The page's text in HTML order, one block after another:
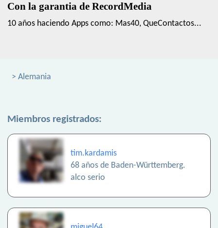
Con la garantia de RecordMedia
10 años haciendo Apps como: Mas40, QueContactos...
> Alemania
Miembros registrados:
tim.kardamis
68 años de Baden-Württemberg.
alco serio